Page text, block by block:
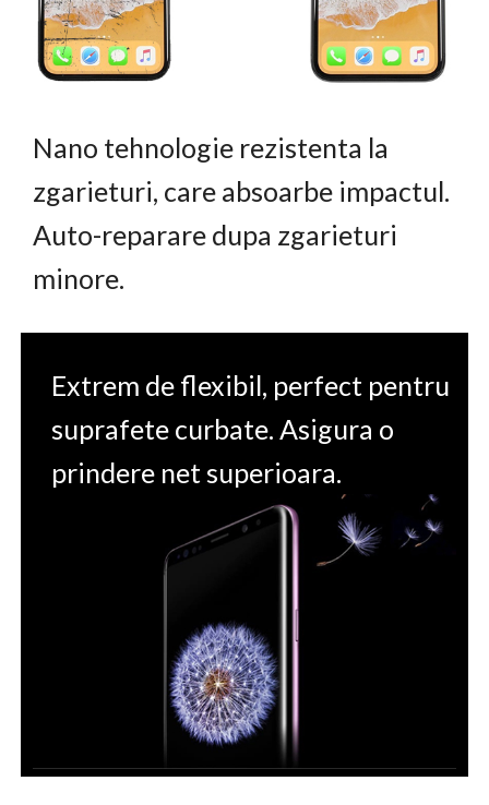
Nano tehnologie rezistenta la
zgarieturi, care absoarbe impactul.
Auto-reparare dupa zgarieturi
minore.
Extrem de flexibil, perfect pentru
suprafete curbate. Asigura o
prindere net superioara.